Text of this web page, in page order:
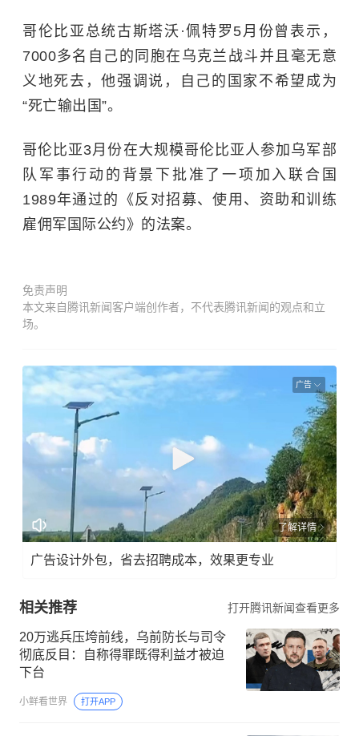
哥伦比亚总统古斯塔沃·佩特罗5月份曾表示，
7000多名自己的同胞在乌克兰战斗并且毫无意
义地死去，他强调说，自己的国家不希望成为
“死亡输出国”。
哥伦比亚3月份在大规模哥伦比亚人参加乌军部
队军事行动的背景下批准了一项加入联合国
1989年通过的《反对招募、使用、资助和训练
雇佣军国际公约》的法案。
免责声明
本文来自腾讯新闻客户端创作者，不代表腾讯新闻的观点和立
场。
广告
了解详情
广告设计外包，省去招聘成本，效果更专业
相关推荐 打开腾讯新闻查看更多
20万逃兵压垮前线，乌前防长与司令
彻底反目：自称得罪既得利益才被迫
下台
小鲜看世界 打开APP